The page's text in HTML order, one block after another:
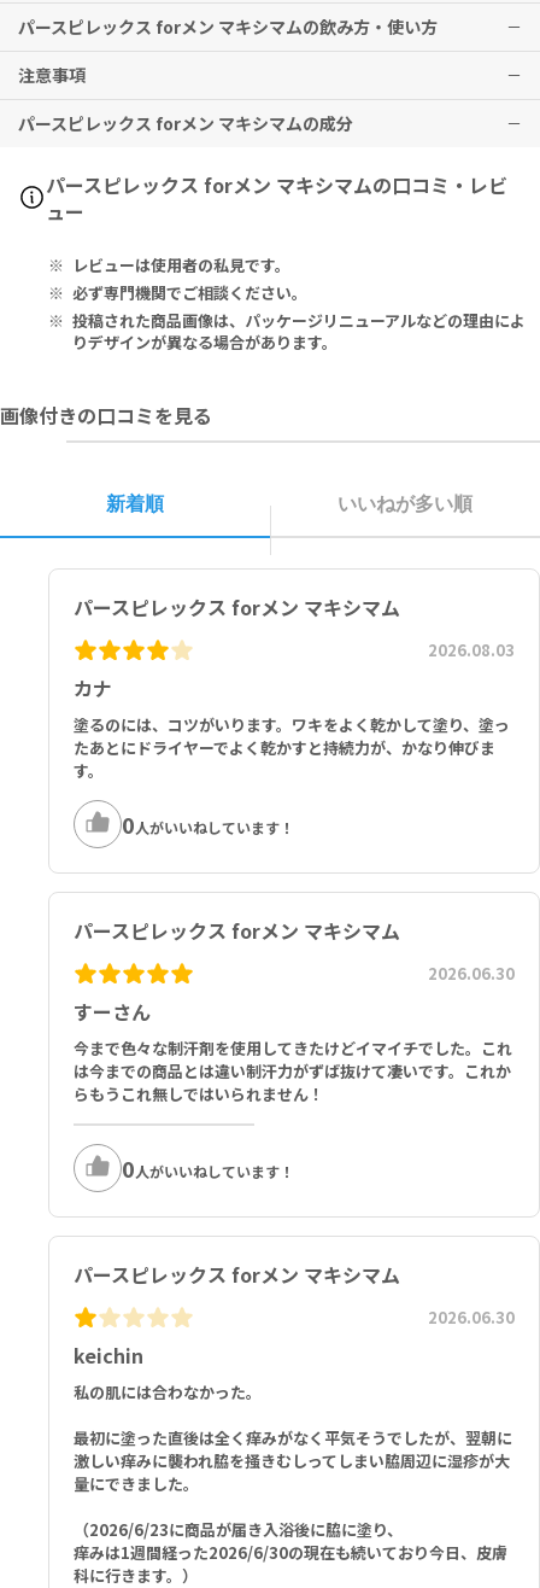
脇のコンディションを整え、清潔感のあるサラサラした肌状態の維持
をサポート
パースピレックス forメン マキシマムの飲み方・使い方
1.入浴後、脇の下の水分を拭き取り清潔にした状態で、就寝前に適量
を塗布してください。
2.肌を健やかに保つため、完全に乾いた状態の、荒れのない肌にご使
たタオル等で優しく拭き取ってください
（朝の再塗布は不要です）。
ペースでご使用ください。
注意事項
外用専用です。
パースピレックス forメン マキシマムの成分
変性アルコール、塩化Ａｌ、ＰＥＧ－１２ジメチコン
パースピレックス forメン マキシマムの口コミ・レビ
ュー
レビューは使用者の私見です。
必ず専門機関でご相談ください。
投稿された商品画像は、パッケージリニューアルなどの理由によ
りデザインが異なる場合があります。
画像付きの口コミを見る
新着順 いいねが多い順
パースピレックス forメン マキシマム
カナ
2026.08.03
塗るのには、コツがいります。ワキをよく乾かして塗り、塗っ
たあとにドライヤーでよく乾かすと持続力が、かなり伸びま
す。
0人がいいねしています！
パースピレックス forメン マキシマム
すーさん
2026.06.30
今まで色々な制汗剤を使用してきたけどイマイチでした。これ
は今までの商品とは違い制汗力がずば抜けて凄いです。これか
らもうこれ無しではいられません！
0人がいいねしています！
パースピレックス forメン マキシマム
keichin
2026.06.30
私の肌には合わなかった。
最初に塗った直後は全く痒みがなく平気そうでしたが、翌朝に
激しい痒みに襲われ脇を掻きむしってしまい脇周辺に湿疹が大
量にできました。
（2026/6/23に商品が届き入浴後に脇に塗り、
痒みは1週間経った2026/6/30の現在も続いており今日、皮膚
科に行きます。）